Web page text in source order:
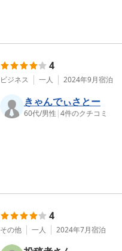
4
ビジネス 一人 2024年9月宿泊
きゃんでぃさとー
60代/男性 |4件のクチコミ
4
その他 一人 2024年7月宿泊